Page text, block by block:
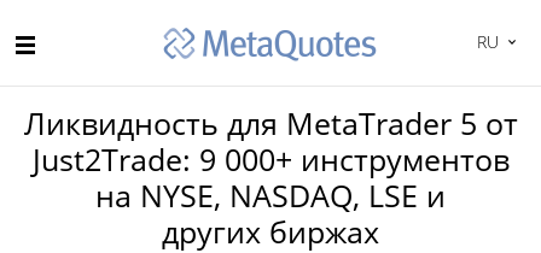
RU
Ликвидность для MetaTrader 5 от
Just2Trade: 9 000+ инструментов
на NYSE, NASDAQ, LSE и
других биржах